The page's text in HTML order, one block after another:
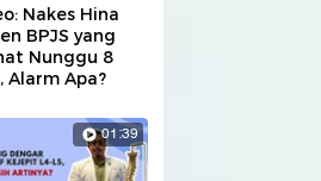
Nakes Hina
BPJS yang
Nunggu 8
Alarm Apa?
01:39